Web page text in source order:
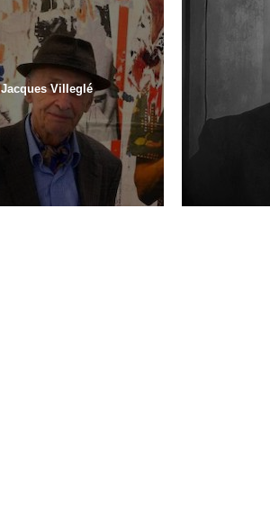
Jacques Villeglé